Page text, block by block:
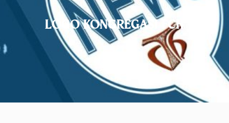
LOGO KONGREGASI FCH